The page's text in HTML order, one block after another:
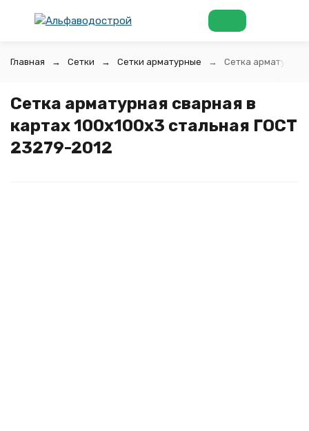
Главная Сетки Сетки арматурные Сетка арматурная
Сетка арматурная сварная в
картах 100x100x3 стальная ГОСТ
23279-2012